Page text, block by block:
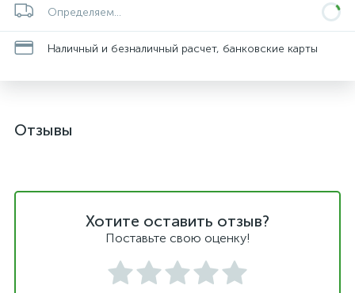
Определяем...
Наличный и безналичный расчет, банковские карты
Отзывы
Хотите оставить отзыв?
Поставьте свою оценку!